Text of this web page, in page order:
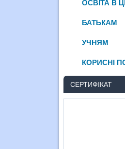
ОСВІТА В
БАТЬКАМ
УЧНЯМ
КОРИСНІ
СЕРТИФІКАТ